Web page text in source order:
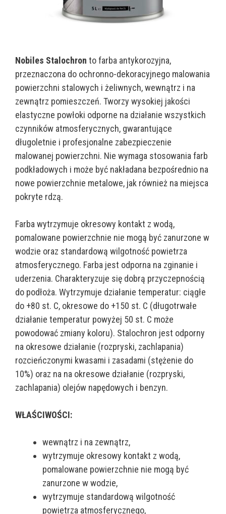
Nobiles Stalochron to farba antykorozyjna,
przeznaczona do ochronno-dekoracyjnego malowania
powierzchni stalowych i żeliwnych, wewnątrz i na
zewnątrz pomieszczeń. Tworzy wysokiej jakości
elastyczne powłoki odporne na działanie wszystkich
czynników atmosferycznych, gwarantujące
długoletnie i profesjonalne zabezpieczenie
malowanej powierzchni. Nie wymaga stosowania farb
podkładowych i może być nakładana bezpośrednio na
nowe powierzchnie metalowe, jak również na miejsca
pokryte rdzą.
Farba wytrzymuje okresowy kontakt z wodą,
pomalowane powierzchnie nie mogą być zanurzone w
wodzie oraz standardową wilgotność powietrza
atmosferycznego. Farba jest odporna na zginanie i
uderzenia. Charakteryzuje się dobrą przyczepnością
do podłoża. Wytrzymuje działanie temperatur: ciągłe
do +80 st. C, okresowe do +150 st. C (długotrwałe
działanie temperatur powyżej 50 st. C może
powodować zmiany koloru). Stalochron jest odporny
na okresowe działanie (rozpryski, zachlapania)
rozcieńczonymi kwasami i zasadami (stężenie do
10%) oraz na na okresowe działanie (rozpryski,
zachlapania) olejów napędowych i benzyn.
WŁAŚCIWOŚCI:
wewnątrz i na zewnątrz,
wytrzymuje okresowy kontakt z wodą,
pomalowane powierzchnie nie mogą być
zanurzone w wodzie,
wytrzymuje standardową wilgotność
powietrza atmosferycznego,